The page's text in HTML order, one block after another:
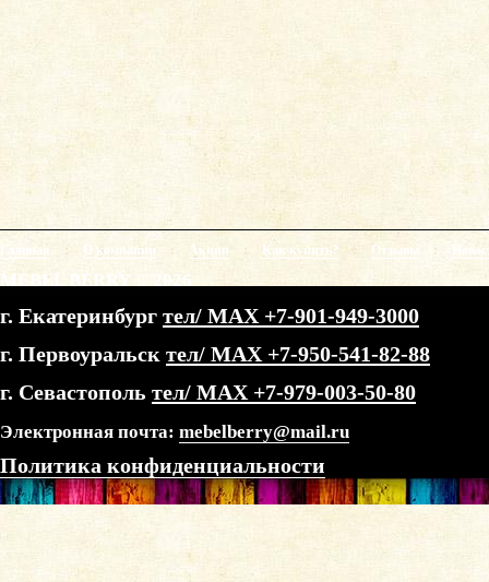
Главная О компании Акции Как купить? Отзывы :
MEBEL BERRY © 2026
г. Екатеринбург тел/ МАХ +7-901-949-3000
г. Первоуральск тел/ МАХ +7-950-541-82-88
г. Севастополь тел/ МАХ +7-979-003-50-80
Электронная почта: mebelberry@mail.ru
Политика конфиденциальности